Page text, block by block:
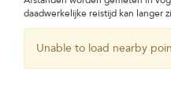
daadwerkelijke reistijd kan langer
Unable to load nearby